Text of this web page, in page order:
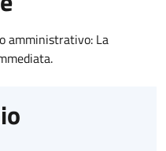
amministrativo: La